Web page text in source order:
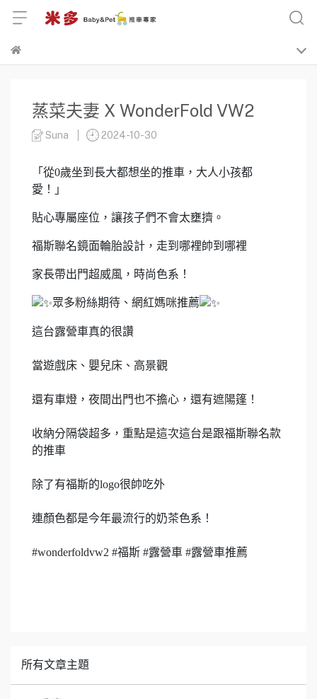
蒸菜夫妻 X WonderFold VW2
Suna 2024-10-30
「從0歲坐到長大都想坐的推車，大人小孩都
愛！」
貼心專屬座位，讓孩子們不會太壅擠。
福斯聯名鏡面輪胎設計，走到哪裡帥到哪裡
家長帶出門超威風，時尚色系！
眾多粉絲期待、網紅媽咪推薦
這台露營車真的很讚
當遊戲床、嬰兒床、高景觀
還有車燈，夜間出門也不擔心，還有遮陽篷！
收納分隔袋超多，重點是這次這台是跟福斯聯名款
的推車
除了有福斯的logo很帥吃外
連顏色都是今年最流行的奶茶色系！
#wonderfoldvw2 #福斯 #露營車 #露營車推薦
所有文章主題